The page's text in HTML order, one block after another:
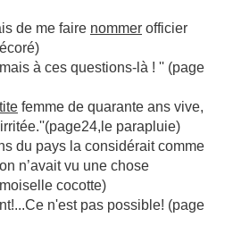
de me faire nommer officier
à ces questions-là ! '' (page
femme de quarante ans vive,
parapluie)
du pays la considérait comme
n’avait vu une chose
cocotte)
n'est pas possible! (page